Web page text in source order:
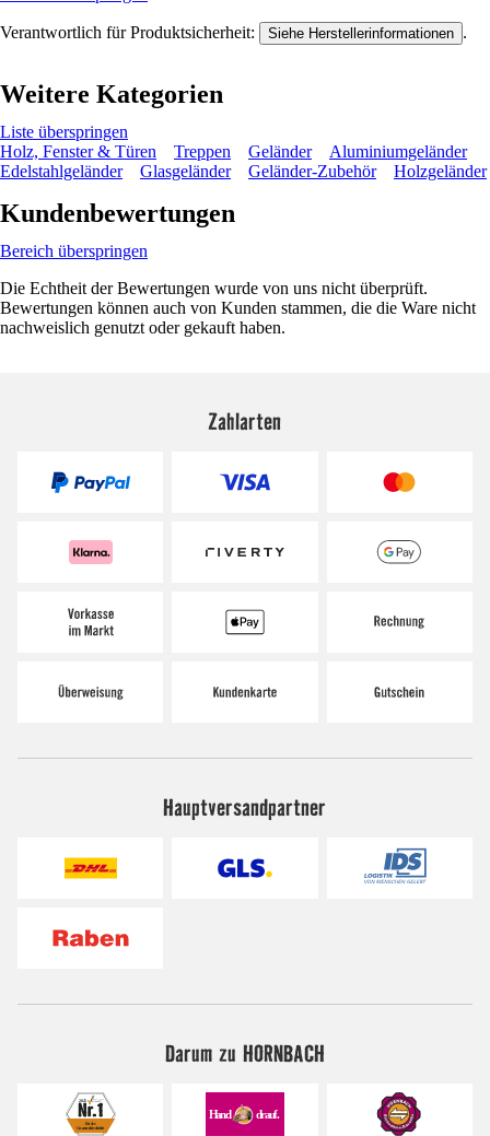
Verantwortlich für Produktsicherheit: Siehe Herstellerinformationen .
Weitere Kategorien
Liste überspringen
Holz, Fenster & Türen
Treppen Geländer
Aluminiumgeländer
Edelstahlgeländer
Glasgeländer Geländer-Zubehör Holzgeländer
Kundenbewertungen
Bereich überspringen
Die Echtheit der Bewertungen wurde von uns nicht überprüft.
Bewertungen können auch von Kunden stammen, die die Ware nicht
nachweislich genutzt oder gekauft haben.
Zahlarten
Hauptversandpartner
Darum zu HORNBACH